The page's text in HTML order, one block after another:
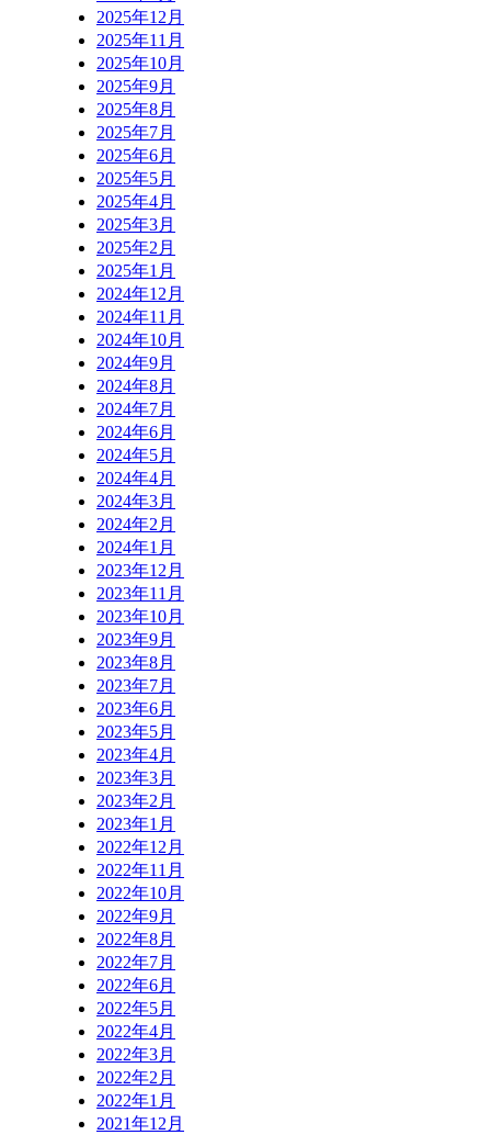
2025年12月
2025年11月
2025年10月
2025年9月
2025年8月
2025年7月
2025年6月
2025年5月
2025年4月
2025年3月
2025年2月
2025年1月
2024年12月
2024年11月
2024年10月
2024年9月
2024年8月
2024年7月
2024年6月
2024年5月
2024年4月
2024年3月
2024年2月
2024年1月
2023年12月
2023年11月
2023年10月
2023年9月
2023年8月
2023年7月
2023年6月
2023年5月
2023年4月
2023年3月
2023年2月
2023年1月
2022年12月
2022年11月
2022年10月
2022年9月
2022年8月
2022年7月
2022年6月
2022年5月
2022年4月
2022年3月
2022年2月
2022年1月
2021年12月